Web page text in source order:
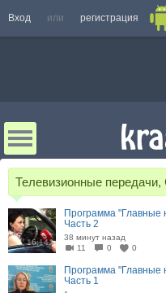
Вход или регистрация
Телевизионные передачи,
16:14
Программа "Главные
Часть 2
38 минут назад
11
0 0
Программа "Главные
Часть 1